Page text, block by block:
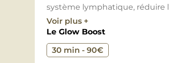
système lymphatique, réduire
l’oxygénation des tissus —
Voir plus +
Le Glow Boost
30 min - 90€